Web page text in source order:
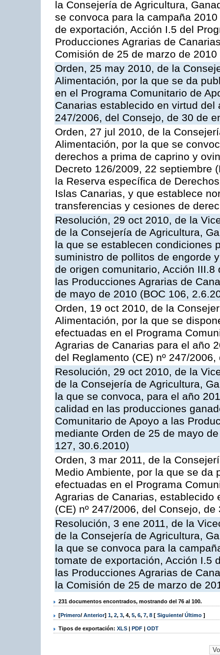
la Consejería de Agricultura,
se convoca para la campaña
de exportación, Acción I.5 del
Producciones Agrarias de
Comisión de 25 de marzo de 2010
Orden, 25 may 2010, de la
Alimentación, por la que se da
en el Programa Comunitario de
Canarias establecido en virtud del
247/2006, del Consejo, de 30 de
Orden, 27 jul 2010, de la
Alimentación, por la que se
derechos a prima de caprino y
Decreto 126/2009, 22 septiembre
la Reserva específica de
Islas Canarias, y que establece
transferencias y cesiones de
Resolución, 29 oct 2010, de la
de la Consejería de Agricultura,
la que se establecen condiciones
suministro de pollitos de engorde
de origen comunitario, Acción
las Producciones Agrarias de
de mayo de 2010 (BOC 106,
Orden, 19 oct 2010, de la
Alimentación, por la que se
efectuadas en el Programa
Agrarias de Canarias para el año
del Reglamento (CE) nº 247/
Resolución, 29 oct 2010, de la
de la Consejería de Agricultura,
la que se convoca, para el año
calidad en las producciones
Comunitario de Apoyo a las
mediante Orden de 25 de mayo
127, 30.6.2010)
Orden, 3 mar 2011, de la
Medio Ambiente, por la que se da
efectuadas en el Programa
Agrarias de Canarias,
(CE) nº 247/2006, del Consejo,
Resolución, 3 ene 2011, de la
de la Consejería de Agricultura,
la que se convoca para la
tomate de exportación, Acción I.5
las Producciones Agrarias de
la Comisión de 25 de marzo de
231 documentos encontrados, mostrando del 76 al 100.
[Primero/ Anterior] 1, 2, 3, 4, 5, 6, 7, 8 [ Siguiente/ Último ]
Tipos de exportación: XLS | PDF | ODT